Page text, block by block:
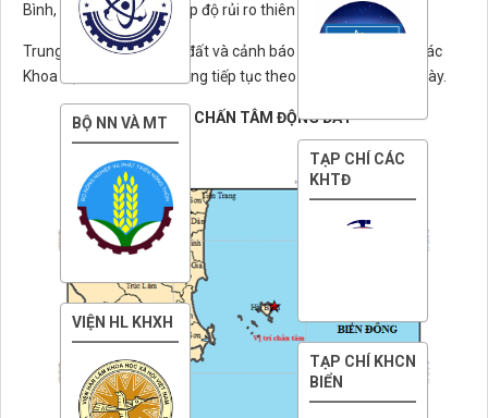
Bình, tỉnh Thanh Hóa. Cấp độ rủi ro thiên tai cấp 0.
Trung tâm báo tin động đất và cảnh báo sóng thần – Viện Các
Khoa học Trái đất vẫn đang tiếp tục theo dõi trận động đất này.
BẢN ĐỒ CHẤN TÂM ĐỘNG ĐẤT
BỘ NN VÀ MT
VIỆN HL KHXH
TẠP CHÍ CÁC
KHTĐ
TẠP CHÍ KHCN
BIỂN